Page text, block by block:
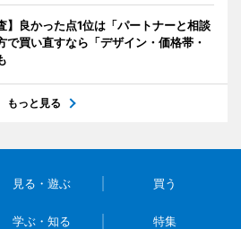
】良かった点1位は「パートナーと相談
で買い直すなら「デザイン・価格帯・
もっと見る
見る・遊ぶ 買う
学ぶ・知る 特集